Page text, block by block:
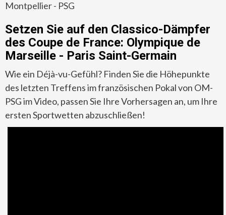
Montpellier - PSG
Setzen Sie auf den Classico-Dämpfer
des Coupe de France: Olympique de
Marseille - Paris Saint-Germain
Wie ein Déjà-vu-Gefühl? Finden Sie die Höhepunkte
des letzten Treffens im französischen Pokal von OM-
PSG im Video, passen Sie Ihre Vorhersagen an, um Ihre
ersten Sportwetten abzuschließen!